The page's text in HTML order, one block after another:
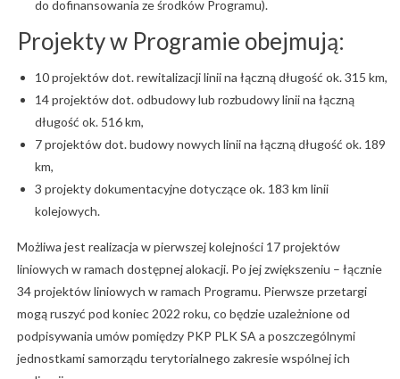
do dofinansowania ze środków Programu).
Projekty w Programie obejmują:
10 projektów dot. rewitalizacji linii na łączną długość ok. 315 km,
14 projektów dot. odbudowy lub rozbudowy linii na łączną
długość ok. 516 km,
7 projektów dot. budowy nowych linii na łączną długość ok. 189
km,
3 projekty dokumentacyjne dotyczące ok. 183 km linii
kolejowych.
Możliwa jest realizacja w pierwszej kolejności 17 projektów
liniowych w ramach dostępnej alokacji. Po jej zwiększeniu – łącznie
34 projektów liniowych w ramach Programu. Pierwsze przetargi
mogą ruszyć pod koniec 2022 roku, co będzie uzależnione od
podpisywania umów pomiędzy PKP PLK SA a poszczególnymi
jednostkami samorządu terytorialnego zakresie wspólnej ich